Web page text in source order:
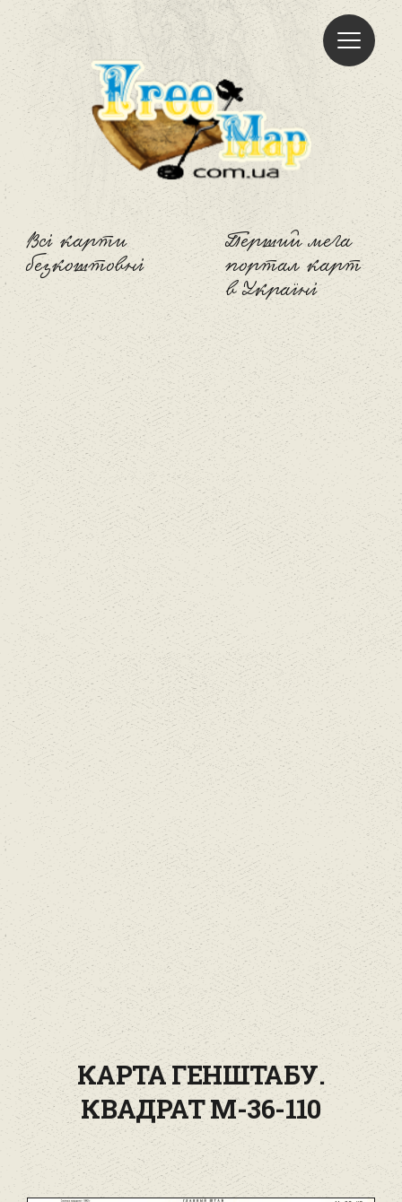
Всі карти
безкоштовні
Freemap
Перший мега
портал карт
в Україні
КАРТА ГЕНШТАБУ.
КВАДРАТ М-36-110